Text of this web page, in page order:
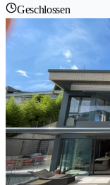
Geschlossen